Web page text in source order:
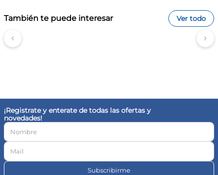
También te puede interesar Ver todo
¡Registrate y enterate de todas las ofertas y
novedades!
Subscribirme